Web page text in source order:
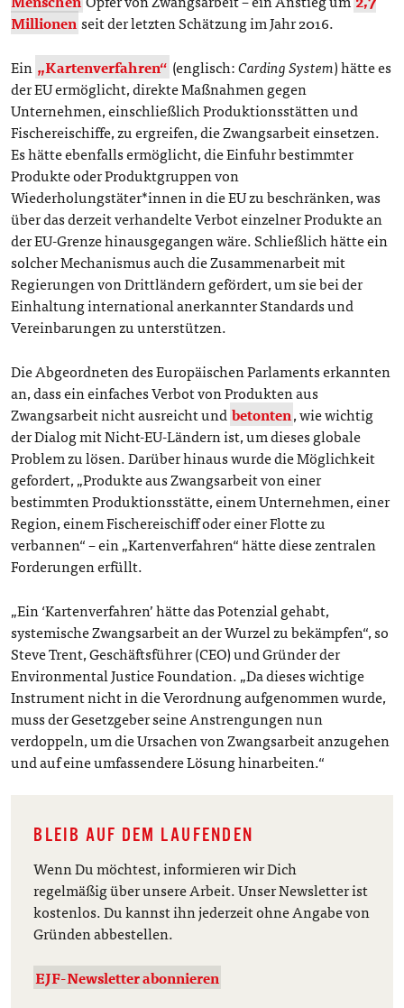
Millionenseit der letzten Schätzung im Jahr 2016.
Ein „Kartenverfahren“ (englisch:Carding System) hätte es
der EU ermöglicht, direkte Maßnahmen gegen
Unternehmen, einschließlich Produktionsstätten und
Fischereischiffe, zu ergreifen, die Zwangsarbeit einsetzen.
Es hätte ebenfalls ermöglicht, die Einfuhr bestimmter
Produkte oder Produktgruppen von
Wiederholungstäter*innen in die EU zu beschränken, was
über das derzeit verhandelte Verbot einzelner Produkte an
der EU-Grenze hinausgegangen wäre. Schließlich hätte ein
solcher Mechanismus auch die Zusammenarbeit mit
Regierungen von Drittländern gefördert, um sie bei der
Einhaltung international anerkannter Standards und
Vereinbarungen zu unterstützen.
Die Abgeordneten des Europäischen Parlaments erkannten
an, dass ein einfaches Verbot von Produkten aus
Zwangsarbeit nicht ausreicht und betonten, wie wichtig
der Dialog mit Nicht-EU-Ländern ist, um dieses globale
Problem zu lösen. Darüber hinaus wurde die Möglichkeit
gefordert, „Produkte aus Zwangsarbeit von einer
bestimmten Produktionsstätte, einem Unternehmen, einer
Region, einem Fischereischiff oder einer Flotte zu
verbannen“ – ein „Kartenverfahren“ hätte diese zentralen
Forderungen erfüllt.
„Ein ‘Kartenverfahren’ hätte das Potenzial gehabt,
systemische Zwangsarbeit an der Wurzel zu bekämpfen“, so
Steve Trent, Geschäftsführer (CEO) und Gründer der
Environmental Justice Foundation. „Da dieses wichtige
Instrument nicht in die Verordnung aufgenommen wurde,
muss der Gesetzgeber seine Anstrengungen nun
verdoppeln, um die Ursachen von Zwangsarbeit anzugehen
und auf eine umfassendere Lösung hinarbeiten.“
BLEIB AUF DEM LAUFENDEN
Wenn Du möchtest, informieren wir Dich
regelmäßig über unsere Arbeit. Unser Newsletter ist
kostenlos. Du kannst ihn jederzeit ohne Angabe von
Gründen abbestellen.
EJF-Newsletter abonnieren